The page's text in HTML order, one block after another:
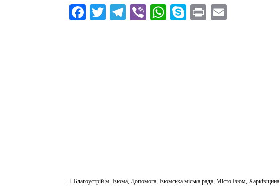
Fa T
Te Vi
W
S
Pr
Благоустрій м. Ізюма Допомога ,Ізюмська міська рада ,Місто Ізюм ,Харківщина